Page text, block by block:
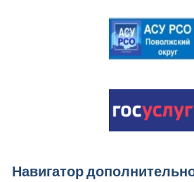
Навигатор